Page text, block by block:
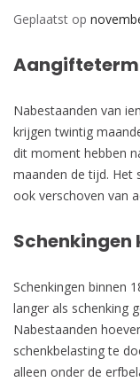
Geplaatst op
Nabestaanden van
krijgen twintig
dit moment hebben
maanden de tijd.
ook verschoven van
Schenkingen binnen
langer als schenking
Nabestaanden
schenkbelasting te
alleen onder de